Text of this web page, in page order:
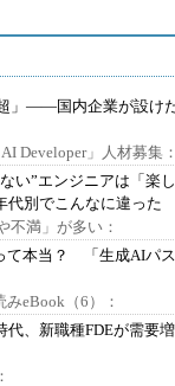
」――国内企業が設け
Developer」人材募集：
い”エンジニアは「楽
代別でこんなに違った
不満」が多い：
て本当？ 「生成AIパ
eBook（6）：
代、新職種FDEが需